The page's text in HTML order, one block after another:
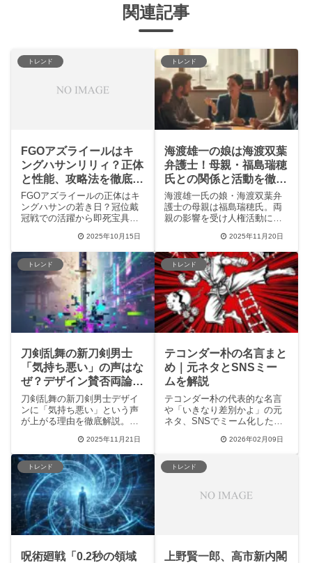
関連記事
トレンド
FGOアズライールはキ
ングハサンリリィ？正体
と性能、攻略法を徹底解
説【2025年最新】
FGOアズライールの正体はキ
ングハサンの若き日？冠位戴
冠戦での活躍から即死宝具の
の反響まで詳しく解説しま
す。
2025年10月15日
トレンド
海渡雄一の娘は海渡双葉
弁護士！母親・福島瑞穂
氏との関係と活動を徹底
解説
海渡雄一氏の娘・海渡双葉弁
護士の母親は福島瑞穂氏。両
親の影響を受け人権活動に取
係（事実婚）、SNSの反応ま
で徹底解説。
2025年11月20日
トレンド
刀剣乱舞の新刀剣男士
「気持ち悪い」の声はな
ぜ？デザイン賛否両論の
深層
刀剣乱舞の新刀剣男士デザイ
ンに「気持ち悪い」という声
が上がる理由を徹底解説。デ
への不満、そして肯定的な意
見まで深掘り。審神者の検索
意図を深く掘り下げ、賛否両
論の背景にある真実を理解で
きます。
2025年11月21日
トレンド
テコンダー朴の名言まと
め｜元ネタとSNSミー
ムを解説
テコンダー朴の代表的な名言
や「いきなり差別かよ」の元
ネタ、SNSでミーム化した理
2026年02月09日
トレンド
呪術廻戦「0.2秒の領域
トレンド
上野賢一郎、高市新内閣